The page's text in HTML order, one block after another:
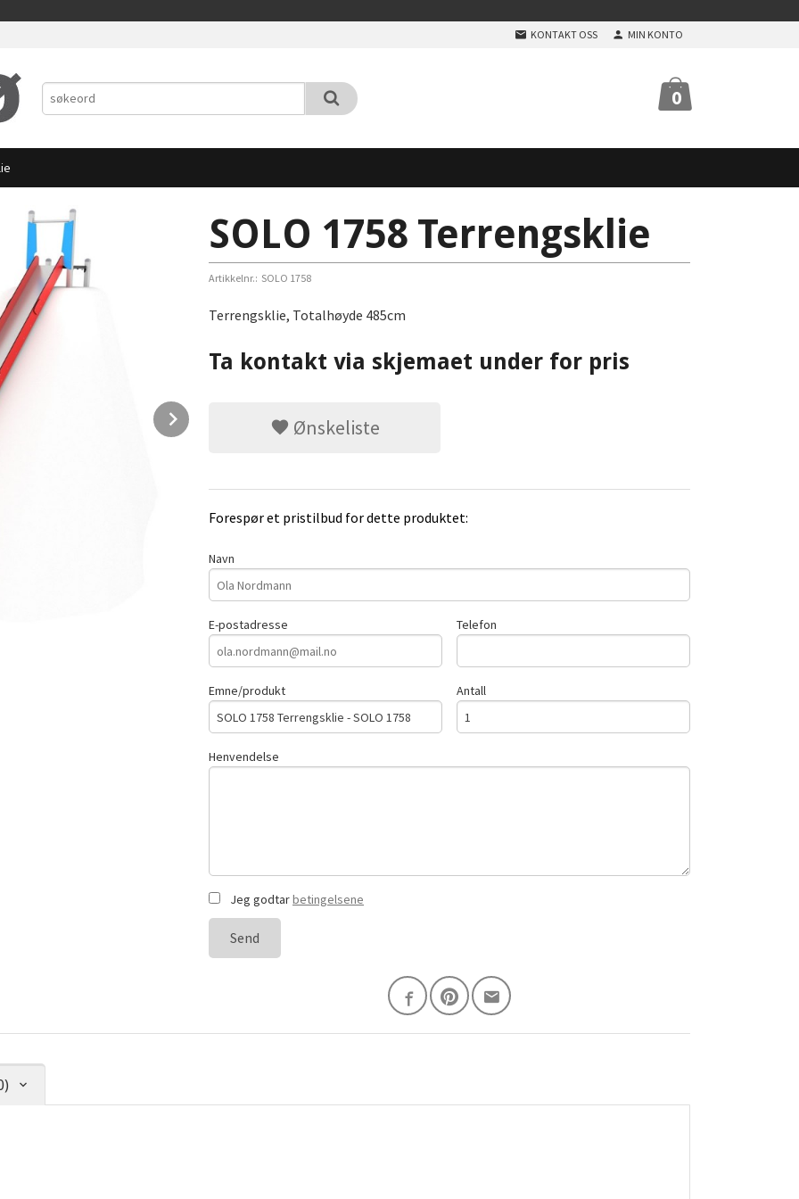
KONTAKT OSS MIN KONTO
0
SOLO 1758 Terrengsklie
Artikkelnr.: SOLO 1758
Terrengsklie, Totalhøyde 485cm
Ta kontakt via skjemaet under for pris
Ønskeliste
Forespør et pristilbud for dette produktet:
Navn
E-postadresse Telefon
Emne/produkt Antall
Henvendelse
Jeg godtarbetingelsene
Send